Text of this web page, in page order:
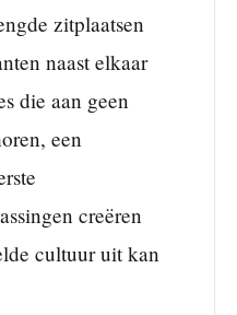
zitplaatsen
naast elkaar
die aan geen
een
creëren
cultuur uit kan